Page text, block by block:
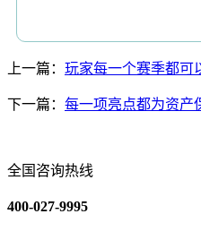
上一篇： 玩家每一个赛季都可
下一篇： 每一项亮点都为资产
全国咨询热线
400-027-9995